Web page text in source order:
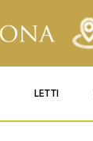
LETTI